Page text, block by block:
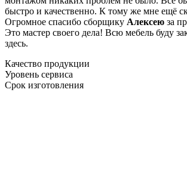
быстро и качественно. К тому же мне ещё
Огромное спасибо сборщику Алексею за
Это мастер своего дела! Всю мебель буду
здесь.
Качество продукции
Уровень сервиса
Срок изготовления